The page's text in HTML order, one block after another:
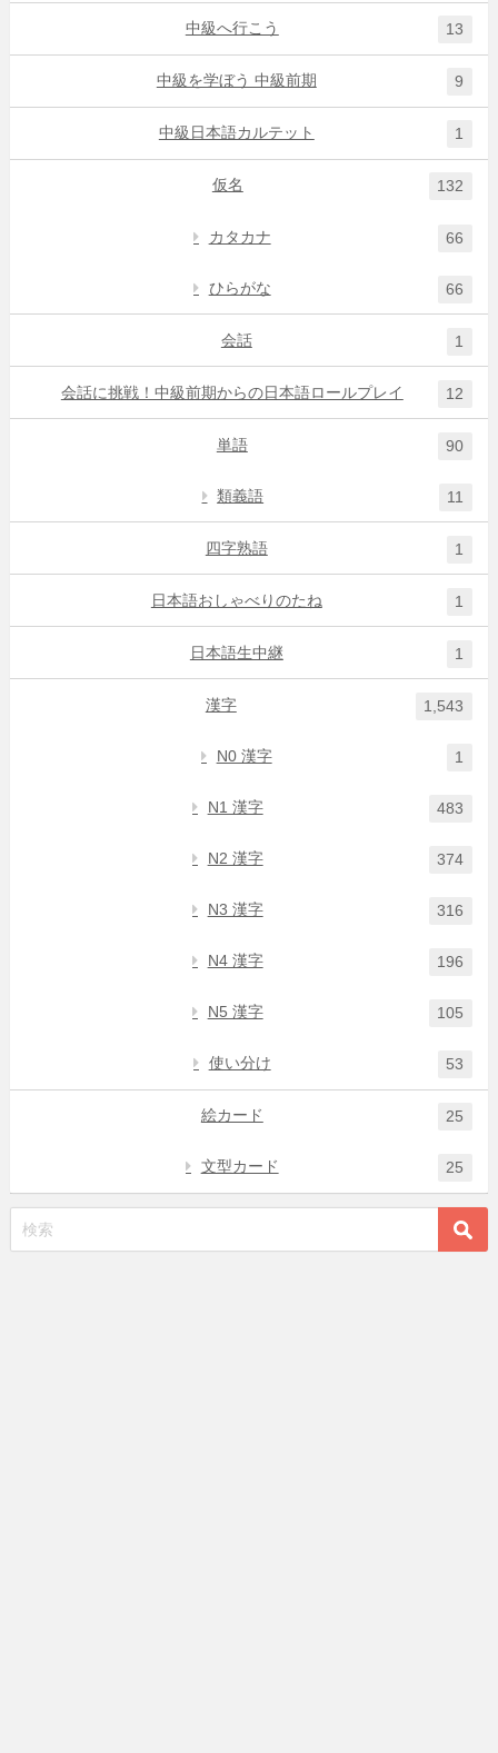
中級へ行こう 13
中級を学ぼう 中級前期 9
中級日本語カルテット 1
仮名 132
カタカナ 66
ひらがな 66
会話 1
会話に挑戦！中級前期からの日本語ロールプレイ 12
単語 90
類義語 11
四字熟語 1
日本語おしゃべりのたね 1
日本語生中継 1
漢字 1,543
N0 漢字 1
N1 漢字 483
N2 漢字 374
N3 漢字 316
N4 漢字 196
N5 漢字 105
使い分け 53
絵カード 25
文型カード 25